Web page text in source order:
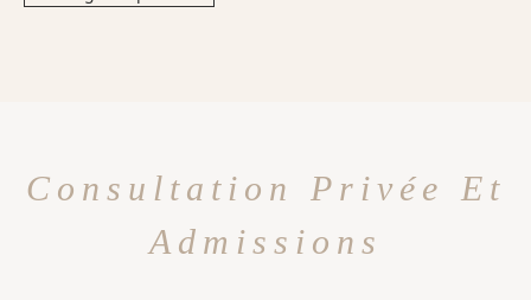
Consultation Privée Et
Admissions